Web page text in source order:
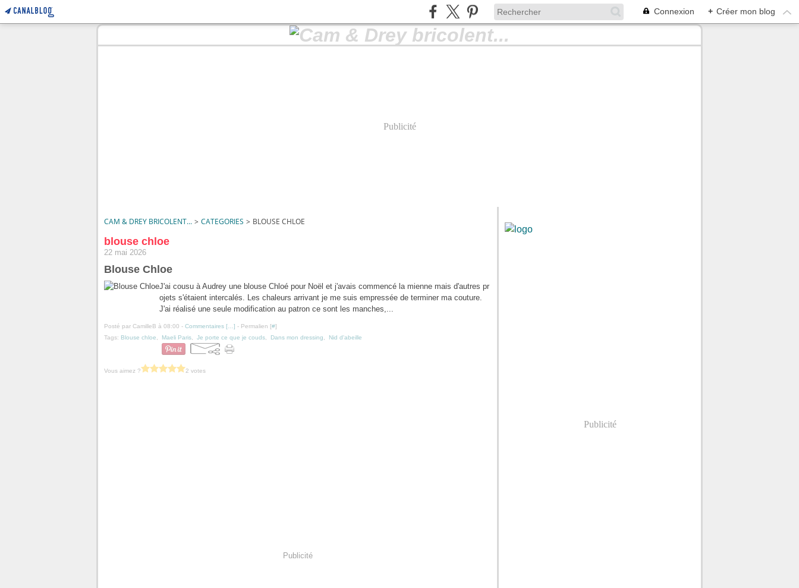
Connexion + Créer mon blog
Publicité
CAM & DREY BRICOLENT... > CATEGORIES > BLOUSE CHLOE
blouse chloe
22 mai 2026
Blouse Chloe
J'ai cousu à Audrey une blouse Chloé pour Noël et j'avais commencé la mienne mais d'autres pr
ojets s'étaient intercalés. Les chaleurs arrivant je me suis empressée de terminer ma couture.
J'ai réalisé une seule modification au patron ce sont les manches,...
Posté par CamilleB à 08:00 - Commentaires [ ] - Permalien [#]
Tags: Blouse chloe Maeli Paris Je porte ce que je couds Dans mon dressing Nid d'abeille
Vous aimez ? 2 votes
Publicité
Publicité